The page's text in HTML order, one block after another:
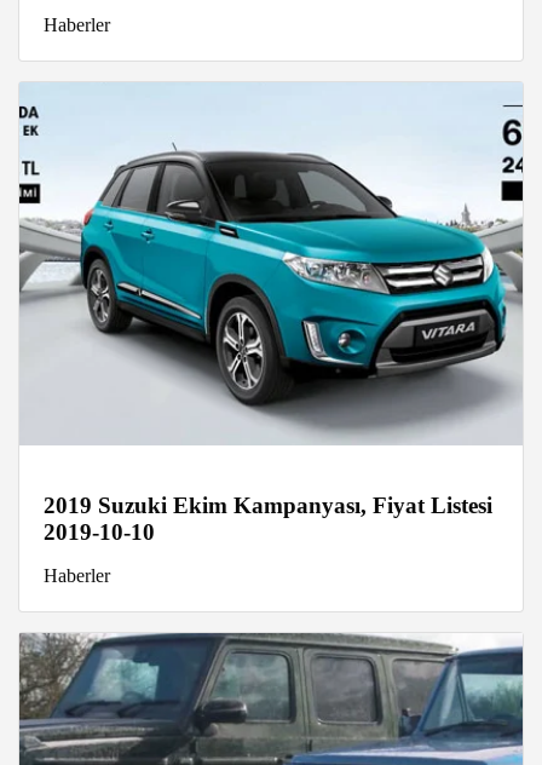
Haberler
2019 Suzuki Ekim Kampanyası, Fiyat Listesi
2019-10-10
Haberler